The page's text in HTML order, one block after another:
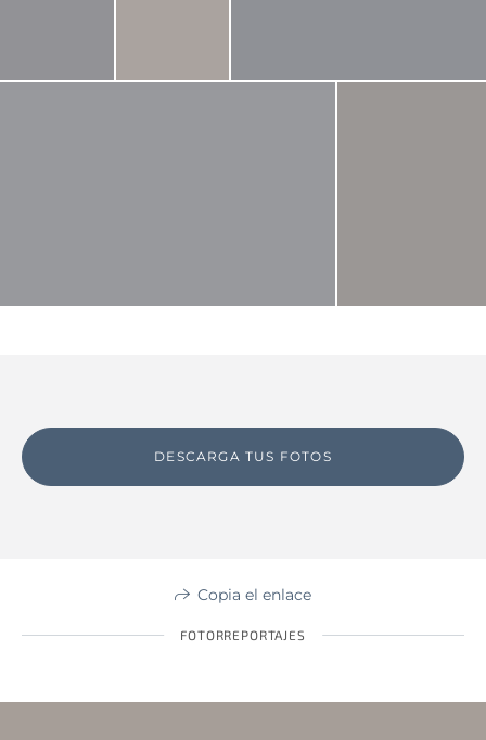
DESCARGA TUS FOTOS
Copia el enlace
FOTORREPORTAJES